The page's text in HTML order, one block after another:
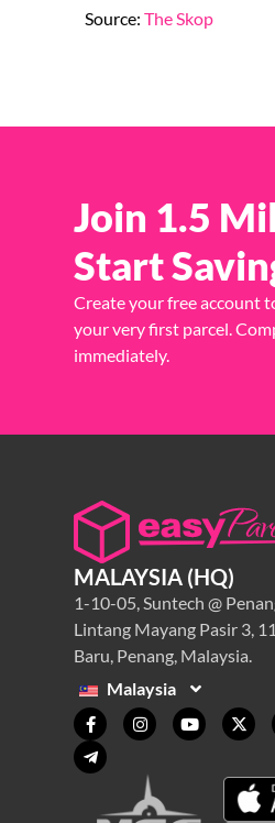
Source:The Skop
Join 1.5
Start
Create your free account
your very first parcel.
immediately.
MALAYSIA (HQ)
1-10-05, Suntech @
Lintang Mayang Pasir 3,
Baru, Penang, Malaysia.
Malaysia